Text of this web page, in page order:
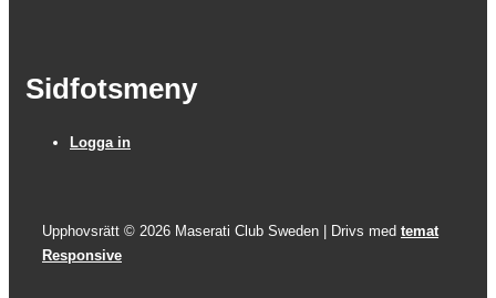
Sidfotsmeny
Logga in
Upphovsrätt © 2026 Maserati Club Sweden | Drivs med temat
Responsive